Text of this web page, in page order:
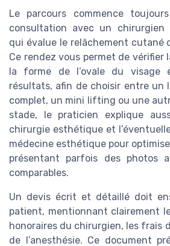
Le parcours commence
consultation avec un chirurgien
qui évalue le relâchement cutané
Ce rendez vous permet de vérifier
la forme de l’ovale du
résultats, afin de choisir entre
complet, un mini lifting ou une
stade, le praticien explique
chirurgie esthétique et
médecine esthétique pour
présentant parfois des photos
comparables.
Un devis écrit et détaillé doit
patient, mentionnant clairement
honoraires du chirurgien, les frais
de l’anesthésie. Ce document